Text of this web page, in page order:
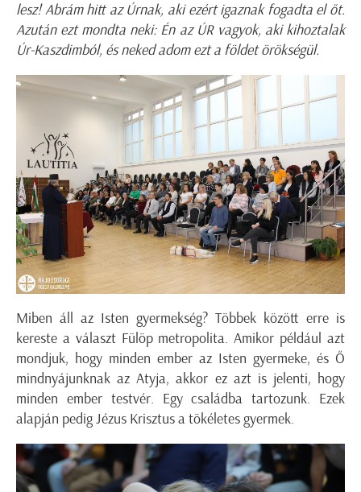
lesz! Abrám hitt az Úrnak, aki ezért igaznak fogadta el őt.
Azután ezt mondta neki: Én az ÚR vagyok, aki kihoztalak
Úr-Kaszdimból, és neked adom ezt a földet örökségül.
Miben áll az Isten gyermekség? Többek között erre is
kereste a választ Fülöp metropolita. Amikor például azt
mondjuk, hogy minden ember az Isten gyermeke, és Ő
mindnyájunknak az Atyja, akkor ez azt is jelenti, hogy
minden ember testvér. Egy családba tartozunk. Ezek
alapján pedig Jézus Krisztus a tökéletes gyermek.